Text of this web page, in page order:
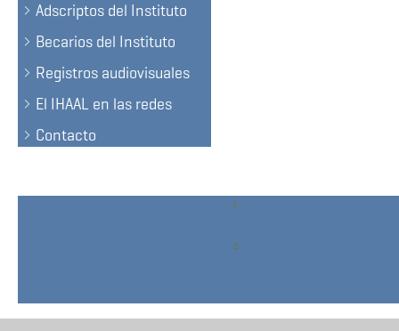
Adscriptos del Instituto
Becarios del Instituto
Registros audiovisuales
El IHAAL en las redes
Contacto